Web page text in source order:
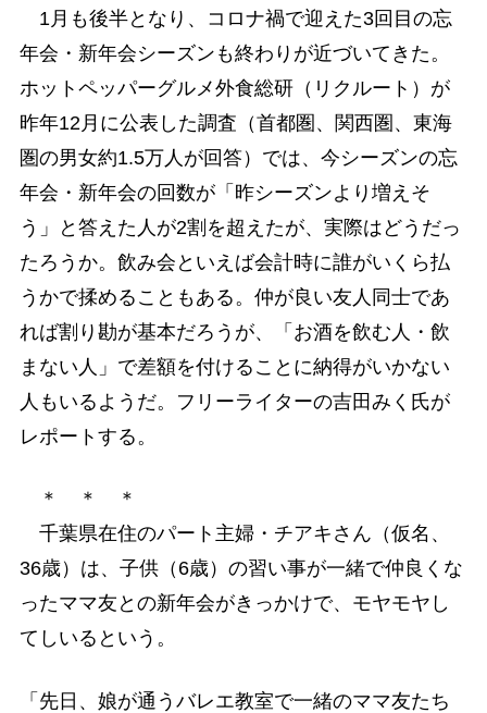
1月も後半となり、コロナ禍で迎えた3回目の忘
年会・新年会シーズンも終わりが近づいてきた。
ホットペッパーグルメ外食総研（リクルート）が
昨年12月に公表した調査（首都圏、関西圏、東海
圏の男女約1.5万人が回答）では、今シーズンの忘
年会・新年会の回数が「昨シーズンより増えそ
う」と答えた人が2割を超えたが、実際はどうだっ
たろうか。飲み会といえば会計時に誰がいくら払
うかで揉めることもある。仲が良い友人同士であ
れば割り勘が基本だろうが、「お酒を飲む人・飲
まない人」で差額を付けることに納得がいかない
人もいるようだ。フリーライターの吉田みく氏が
レポートする。
＊ ＊ ＊
千葉県在住のパート主婦・チアキさん（仮名、
36歳）は、子供（6歳）の習い事が一緒で仲良くな
ったママ友との新年会がきっかけで、モヤモヤし
てしいるという。
「先日、娘が通うバレエ教室で一緒のママ友たち